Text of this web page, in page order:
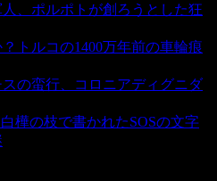
、ポルポトが創ろうとした狂
トルコの1400万年前の車輪痕
の蛮行、コロニアディグニダ
樺の枝で書かれたSOSの文字